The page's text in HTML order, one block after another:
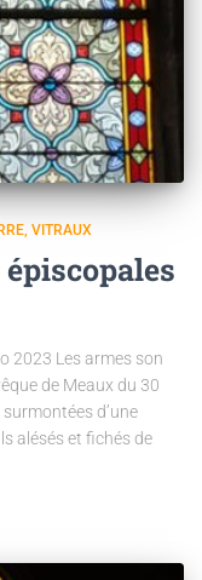
VITRAUX
2023 Les armes son
de Meaux du 30
d’une
alésés et fichés de